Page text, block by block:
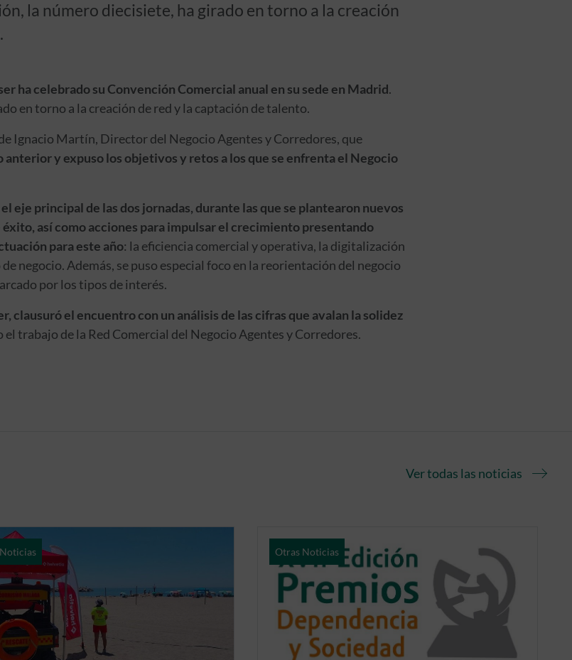
la número diecisiete, ha girado en torno a la creación
ha celebrado su Convención Comercial anual en su sede en Madrid.
en torno a la creación de red y la captación de talento.
Ignacio Martín, Director del Negocio Agentes y Corredores, que
y expuso los objetivos y retos a los que se enfrenta el Negocio
el eje principal de las dos jornadas, durante las que se plantearon nuevos
así como acciones para impulsar el crecimiento presentando
para este año: la eficiencia comercial y operativa, la digitalización
negocio. Además, se puso especial foco en la reorientación del negocio
por los tipos de interés.
clausuró el encuentro con un análisis de las cifras que avalan la solidez
el trabajo de la Red Comercial del Negocio Agentes y Corredores.
Ver todas las noticias
Otras Noticias